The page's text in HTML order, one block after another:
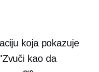
koja pokazuje
kao da